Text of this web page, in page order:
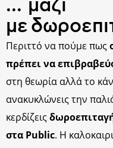
... μαζί
με
Περιττό να πούμε πως
πρέπει να
στη θεωρία αλλά το
ανακυκλώνεις την
κερδίζεις
στα Public. Η